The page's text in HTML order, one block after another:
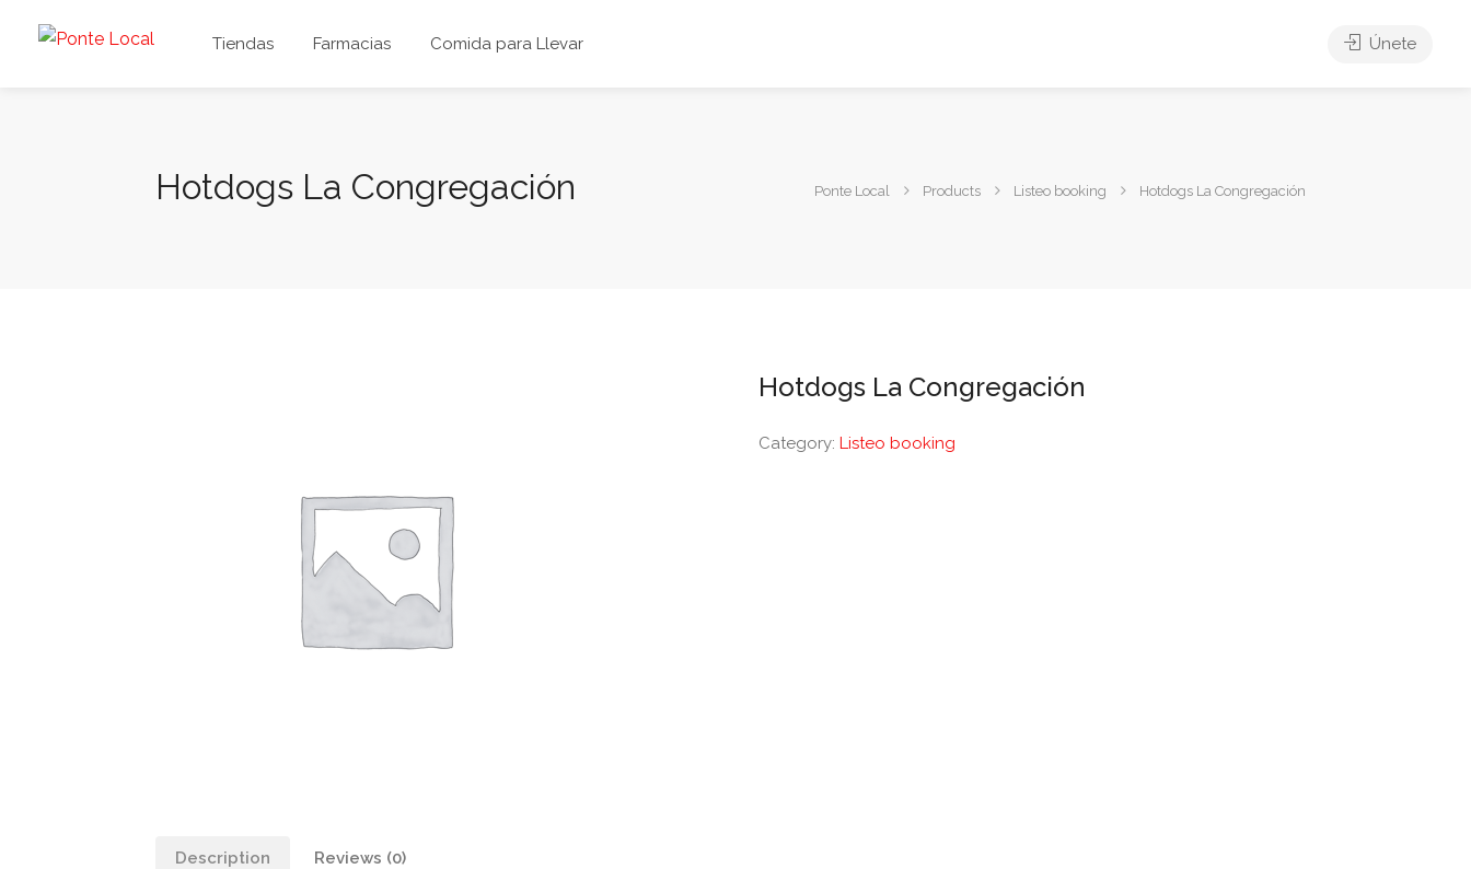
Tiendas Farmacias Comida para Llevar Únete
Hotdogs La Congregación Ponte Local Products Listeo booking Hotdogs La Congregación
Hotdogs La Congregación
Category:Listeo booking
Description Reviews (0)